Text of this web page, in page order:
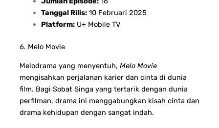
Tanggal Rilis:10 Februari 2025
Platform:U+ Mobile TV
6. Melo Movie
Melodrama yang menyentuh, Melo Movie
mengisahkan perjalanan karier dan cinta di dunia
film. Bagi Sobat Singa yang tertarik dengan dunia
perfilman, drama ini menggabungkan kisah cinta dan
drama kehidupan dengan sangat indah.